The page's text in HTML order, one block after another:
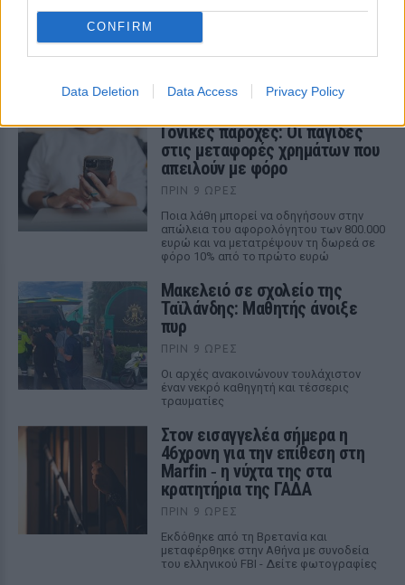
CONFIRM
Data Deletion Data Access Privacy Policy
ΔΕΙΤΕ ΕΠΙΣΗΣ
ΣΤΗΝ ΙΔΙΑ ΚΑΤΗΓΟΡΙΑ
Γονικές παροχές: Οι παγίδες
στις μεταφορές χρημάτων που
απειλούν με φόρο
ΠΡΙΝ 9 ΏΡΕΣ
Ποια λάθη μπορεί να οδηγήσουν στην
απώλεια του αφορολόγητου των 800.000
ευρώ και να μετατρέψουν τη δωρεά σε
φόρο 10% από το πρώτο ευρώ
Μακελειό σε σχολείο της
Ταϊλάνδης: Μαθητής άνοιξε
πυρ
ΠΡΙΝ 9 ΏΡΕΣ
Οι αρχές ανακοινώνουν τουλάχιστον
έναν νεκρό καθηγητή και τέσσερις
τραυματίες
Στον εισαγγελέα σήμερα η
46χρονη για την επίθεση στη
Marfin ‑ η νύχτα της στα
κρατητήρια της ΓΑΔΑ
ΠΡΙΝ 9 ΏΡΕΣ
Εκδόθηκε από τη Βρετανία και
μεταφέρθηκε στην Αθήνα με συνοδεία
του ελληνικού FBI - Δείτε φωτογραφίες